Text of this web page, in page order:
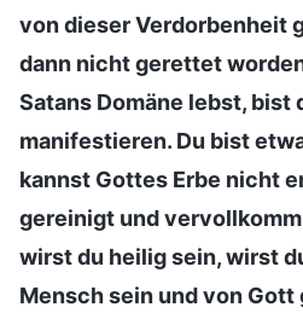
von dieser Verdorbenheit
dann nicht gerettet
Satans Domäne lebst, bist
manifestieren. Du bist
kannst Gottes Erbe nicht
gereinigt und
wirst du heilig sein, wirst
Mensch sein und von